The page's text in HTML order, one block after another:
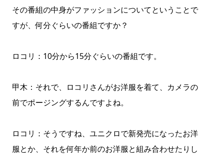
その番組の中身がファッションについてということで
すが、何分ぐらいの番組ですか？
ロコリ：10分から15分ぐらいの番組です。
甲木：それで、ロコリさんがお洋服を着て、カメラの
前でポージングするんですよね。
ロコリ：そうですね、ユニクロで新発売になったお洋
服とか、それを何年か前のお洋服と組み合わせたりし